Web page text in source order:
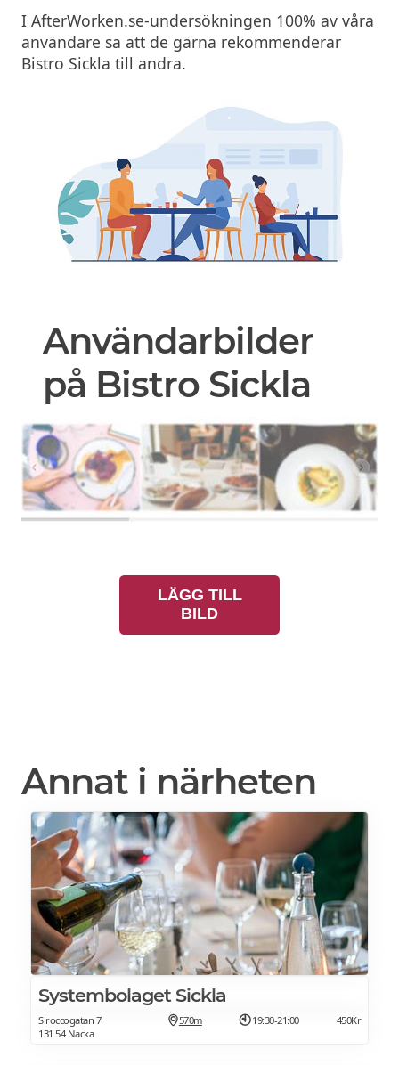
I AfterWorken.se-undersökningen 100% av våra
användare sa att de gärna rekommenderar
Bistro Sickla till andra.
Användarbilder
på Bistro Sickla
LÄGG TILL
BILD
Annat i närheten
Systembolaget Sickla
Siroccogatan 7
131 54 Nacka
570m 19:30-21:00 450Kr